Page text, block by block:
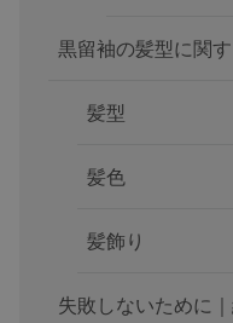
黒留袖の髪型に関
髪型
髪色
髪飾り
失敗しないために